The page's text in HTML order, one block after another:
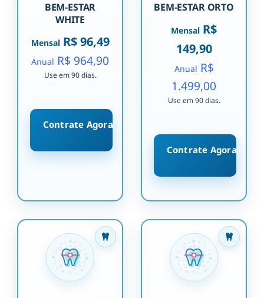
BEM-ESTAR
WHITE
MensalR$ 96,49
Anual R$ 964,90
Use em 90 dias.
Contrate Agora
BEM-ESTAR ORTO
Mensal R$
149,90
Anual R$
1.499,00
Use em 90 dias.
Contrate Agora